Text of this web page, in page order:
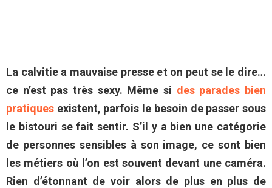
La calvitie a mauvaise presse et on peut se le dire…
ce n’est pas très sexy. Même si des parades bien
pratiques existent, parfois le besoin de passer sous
le bistouri se fait sentir. S’il y a bien une catégorie
de personnes sensibles à son image, ce sont bien
les métiers où l’on est souvent devant une caméra.
Rien d’étonnant de voir alors de plus en plus de